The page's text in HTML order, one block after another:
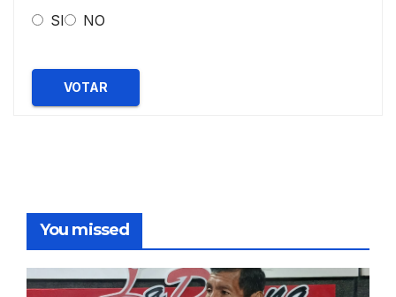
SI NO
VOTAR
You missed